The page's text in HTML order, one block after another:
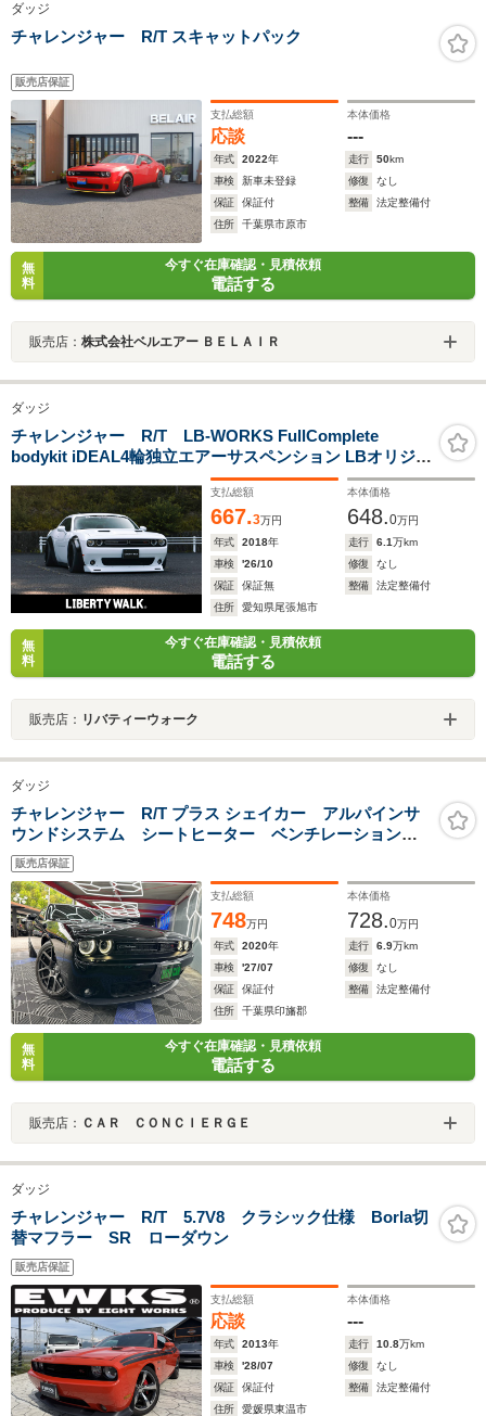
ダッジ
チャレンジャー R/T スキャットパック
販売店保証
支払総額
応談
本体価格
---
年式 2022年 走行 50km
車検
新車未登録 修復
なし
保証
保証付 整備
法定整備付
住所
千葉県市原市
無
料
今すぐ在庫確認・見積依頼
電話する
販売店： 株式会社ベルエアー ＢＥＬＡＩＲ
ダッジ
チャレンジャー R/T LB-WORKS FullComplete
bodykit iDEAL4輪独立エアーサスペンション LBオリジナ
支払総額
667.3万円
本体価格
648.0万円
年式
2018年 走行 6.1万km
車検
'26/10 修復
なし
保証
保証無 整備
法定整備付
住所
愛知県尾張旭市
無
料
今すぐ在庫確認・見積依頼
電話する
販売店： リバティーウォーク
ダッジ
チャレンジャー R/T プラス シェイカー アルパインサ
ウンドシステム シートヒーター ベンチレーション
赤黒革シート 20インチアルミホイール 加速走行騒音
試験結果成績表 Bカメラ アダプティブクルーズコント
ロール
販売店保証
支払総額
748万円
本体価格
728.0万円
年式
2020年 走行 6.9万km
車検
'27/07 修復
なし
保証
保証付 整備
法定整備付
住所
千葉県印旛郡
無
料
今すぐ在庫確認・見積依頼
電話する
販売店： ＣＡＲ ＣＯＮＣＩＥＲＧＥ
ダッジ
チャレンジャー R/T 5.7V8 クラシック仕様 Borla切
替マフラー SR ローダウン
販売店保証
支払総額
応談
本体価格
---
年式 2013年 走行 10.8万km
車検
'28/07 修復
なし
保証
保証付 整備
法定整備付
住所
愛媛県東温市